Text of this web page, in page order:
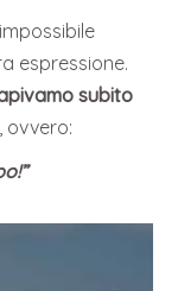
espressione.
subito
ovvero: